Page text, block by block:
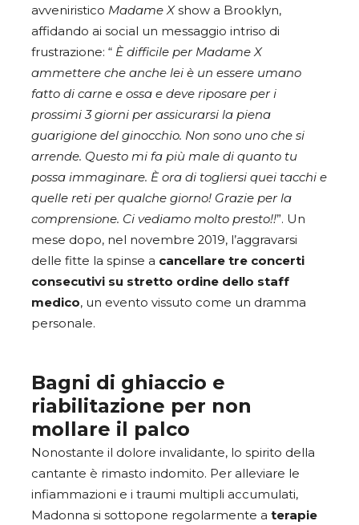
avveniristico Madame Xshow a Brooklyn,
affidando ai social un messaggio intriso di
frustrazione: “ È difficile per Madame X
ammettere che anche lei è un essere umano
fatto di carne e ossa e deve riposare per i
prossimi 3 giorni per assicurarsi la piena
guarigione del ginocchio. Non sono uno che si
arrende. Questo mi fa più male di quanto tu
possa immaginare. È ora di togliersi quei tacchi e
quelle reti per qualche giorno! Grazie per la
comprensione. Ci vediamo molto presto!!”. Un
mese dopo, nel novembre 2019, l’aggravarsi
delle fitte la spinse a cancellare tre concerti
consecutivi su stretto ordine dello staff
medico, un evento vissuto come un dramma
personale.
Bagni di ghiaccio e
riabilitazione per non
mollare il palco
Nonostante il dolore invalidante, lo spirito della
cantante è rimasto indomito. Per alleviare le
infiammazioni e i traumi multipli accumulati,
Madonna si sottopone regolarmente a terapie